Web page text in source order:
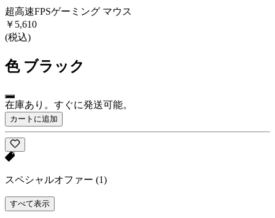
超高速FPSゲーミング マウス
￥5,610
(税込)
色 ブラック
在庫あり。すぐに発送可能。
カートに追加
スペシャルオファー (1)
すべて表示